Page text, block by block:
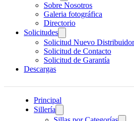
Sobre Nosotros
Galeria fotográfica
Directorio
Solicitudes
Solicitud Nuevo Distribuidor
Solicitud de Contacto
Solicitud de Garantía
Descargas
Principal
Sillería